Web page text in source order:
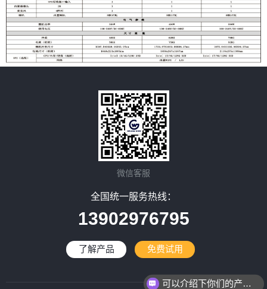
微信客服
全国统一服务热线：
13902976795
了解产品 免费试用
可以介绍下你们的产品么？